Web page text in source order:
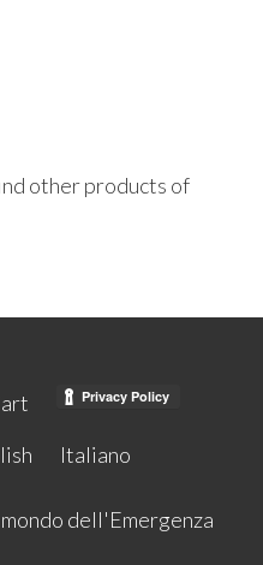
other products of
Italiano
dell'Emergenza